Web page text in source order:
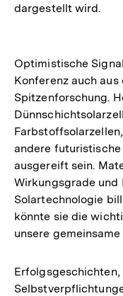
dargestellt wird.
Optimistische
Konferenz auch
Spitzenforschung.
andere
ausgereift sein.
Wirkungsgrade und
Solartechnologie
könnte sie die
unsere